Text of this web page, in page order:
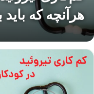
هرآنچه که باید